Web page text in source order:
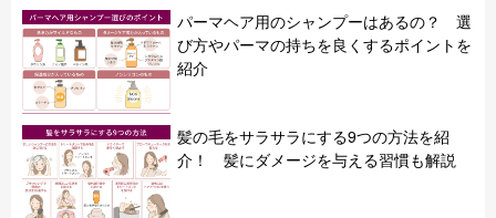
パーマヘア用のシャンプーはあるの？ 選
び方やパーマの持ちを良くするポイントを
紹介
髪の毛をサラサラにする9つの方法を紹
介！ 髪にダメージを与える習慣も解説